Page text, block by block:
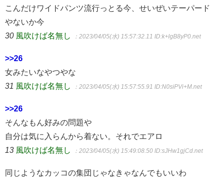
こんだけワイドパンツ流行っとる今、せいぜいテーパード
やないか今
30 風吹けば名無し ：2023/04/05(水) 15:57:32.11 ID:k+lgB8yP0.net
>>26
女みたいなやつやな
31 風吹けば名無し ：2023/04/05(水) 15:57:55.91 ID:N0siPVi+M.net
>>26
そんなもん好みの問題や
自分は気に入らんから着ない。それでエアロ
13 風吹けば名無し ：2023/04/05(水) 15:49:08.50 ID:sJHw1gjCd.net
同じようなカッコの集団じゃなきゃなんでもいいわ